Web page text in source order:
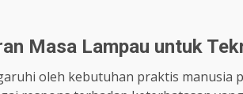
Masa Lampau untuk
oleh kebutuhan praktis manusia